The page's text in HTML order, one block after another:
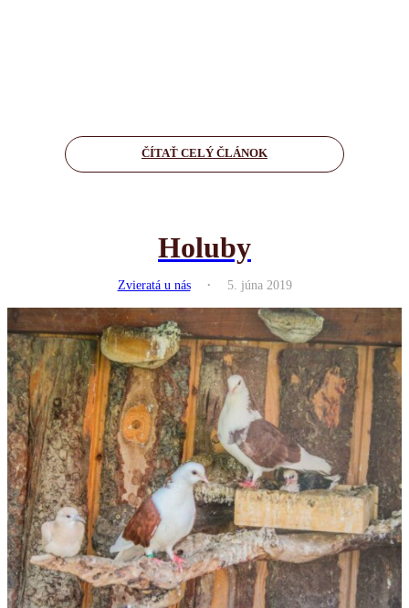
ČÍTAŤ CELÝ ČLÁNOK
Holuby
Zvieratá u nás . 5. júna 2019